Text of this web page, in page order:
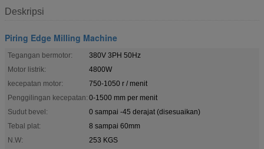
Deskripsi
Piring Edge Milling Machine
Tegangan bermotor:
380V 3PH 50Hz
Motor listrik:
4800W
kecepatan motor:
750-1050 r / menit
Penggilingan kecepatan: 0-1500 mm per menit
Sudut bevel:
0 sampai -45 derajat (disesuaikan)
Tebal plat:
8 sampai 60mm
N.W:
253 KGS